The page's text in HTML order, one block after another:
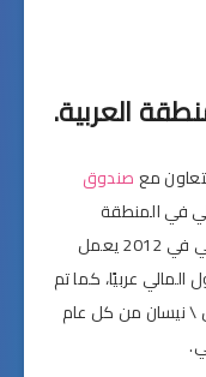
العربية.
معصندوق
في المنطقة
العربية، حيث تم تشكيل فريق عمل إقليمي في 2012 يعمل
عربيًا، كما تم
\ نيسان من كل عام